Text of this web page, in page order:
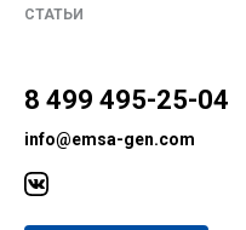
СТАТЬИ
8 499 495-25-04
info@emsa-gen.com